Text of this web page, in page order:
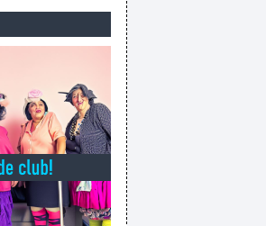
the Beatles, 1962...